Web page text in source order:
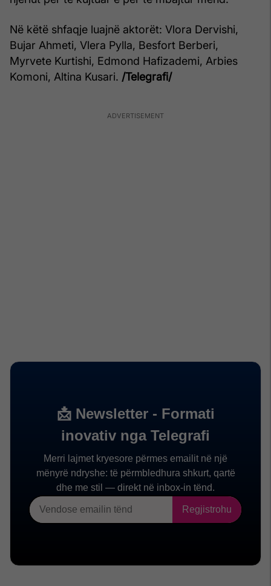
Në këtë shfaqje luajnë aktorët: Vlora Dervishi,
Bujar Ahmeti, Vlera Pylla, Besfort Berberi,
Myrvete Kurtishi, Edmond Hafizademi, Arbies
Komoni, Altina Kusari. /Telegrafi/